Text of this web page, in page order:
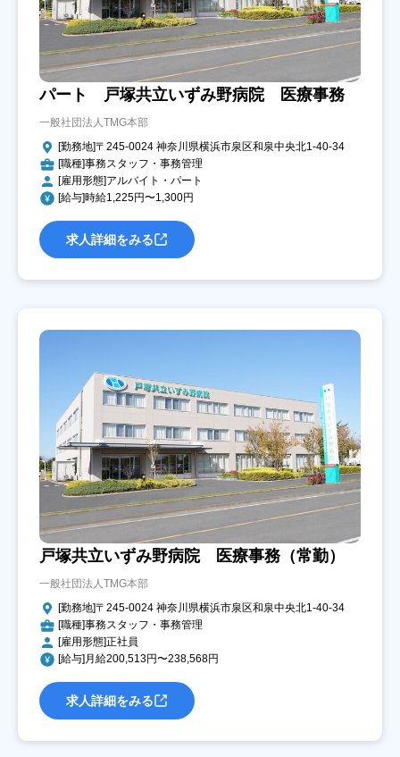
パート 戸塚共立いずみ野病院 医療事務
一般社団法人TMG本部
[勤務地]〒245-0024 神奈川県横浜市泉区和泉中央北1-40-34
[職種]事務スタッフ・事務管理
[雇用形態]アルバイト・パート
[給与]時給1,225円〜1,300円
求人詳細をみる
戸塚共立いずみ野病院 医療事務（常勤）
一般社団法人TMG本部
[勤務地]〒245-0024 神奈川県横浜市泉区和泉中央北1-40-34
[職種]事務スタッフ・事務管理
[雇用形態]正社員
[給与]月給200,513円〜238,568円
求人詳細をみる